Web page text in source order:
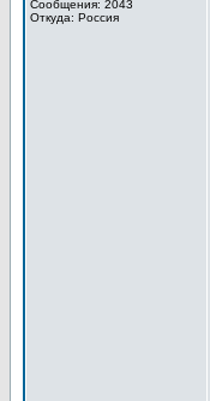
Сообщения: 2043
Откуда: Россия